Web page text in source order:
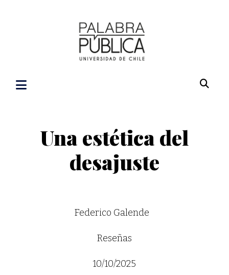
Una estética del
desajuste
Federico Galende
Reseñas
10/10/2025